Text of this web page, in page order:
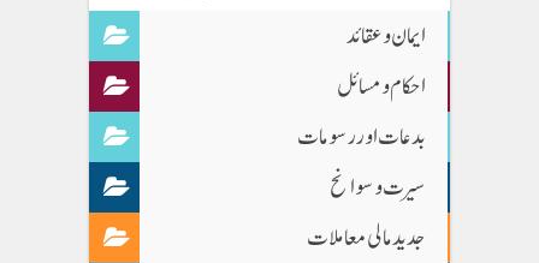
ایمان وعقائد
احکام و مسائل
بدعات اور رسومات
سیرت و سوانح
جدید مالی معاملات